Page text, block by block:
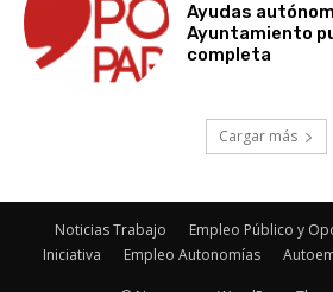
Ayudas
Ayuntamiento
completa
Cargar más
Noticias Trabajo Empleo Público y
Iniciativa
Empleo Autonomías